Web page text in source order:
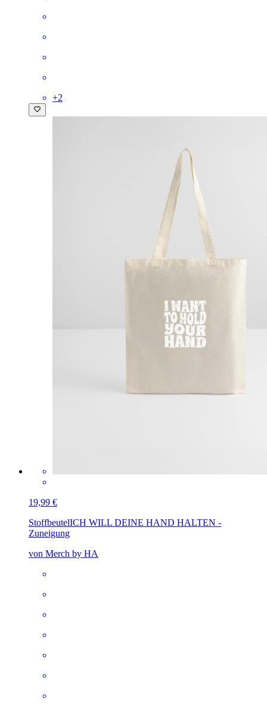
+2
19,99 €
StoffbeutelICH WILL DEINE HAND HALTEN -
Zuneigung
von Merch by HA